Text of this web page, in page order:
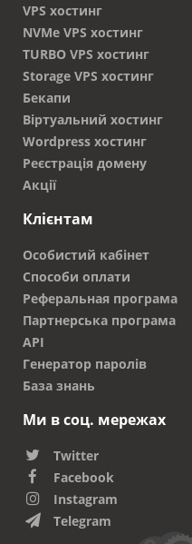
VPS хостинг
NVMe VPS хостинг
TURBO VPS хостинг
Storage VPS хостинг
Бекапи
Віртуальний хостинг
Wordpress хостинг
Реєстрація домену
Акції
Клієнтам
Особистий кабінет
Способи оплати
Реферальная програма
Партнерська програма
API
Генератор паролів
База знань
Ми в соц. мережах
Twitter
Facebook
Instagram
Telegram